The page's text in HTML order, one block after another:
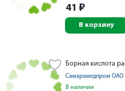
41 ₽
В корзину
Борная кислота
Самарамедпром ОАО
В наличии